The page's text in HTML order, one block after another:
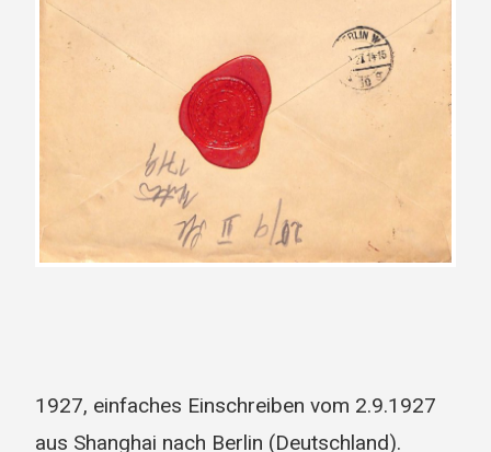
1927, einfaches Einschreiben vom 2.9.1927
aus Shanghai nach Berlin (Deutschland).